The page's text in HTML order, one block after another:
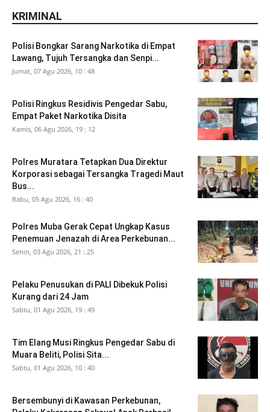
KRIMINAL
Polisi Bongkar Sarang Narkotika di Empat
Lawang, Tujuh Tersangka dan Senpi...
Jumat, 07 Agu 2026, 10 : 48
Polisi Ringkus Residivis Pengedar Sabu,
Empat Paket Narkotika Disita
Kamis, 06 Agu 2026, 19 : 12
Polres Muratara Tetapkan Dua Direktur
Korporasi sebagai Tersangka Tragedi Maut
Bus...
Rabu, 05 Agu 2026, 16 : 40
Polres Muba Gerak Cepat Ungkap Kasus
Penemuan Jenazah di Area Perkebunan...
Senin, 03 Agu 2026, 21 : 25
Pelaku Penusukan di PALI Dibekuk Polisi
Kurang dari 24 Jam
Sabtu, 01 Agu 2026, 19 : 49
Tim Elang Musi Ringkus Pengedar Sabu di
Muara Beliti, Polisi Sita...
Sabtu, 01 Agu 2026, 10 : 40
Bersembunyi di Kawasan Perkebunan,